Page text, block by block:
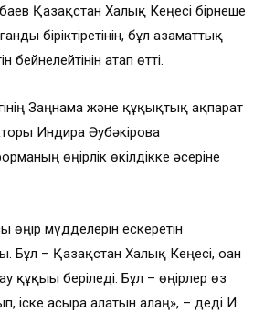
Қазақстан Халық Кеңесі бірнеше
біріктіретінін, бұл азаматтық
бейнелейтінін атап өтті.
Заңнама және құқықтық ақпарат
Индира Әубәкірова
өңірлік өкілдікке әсеріне
өңір мүдделерін ескеретін
Бұл – Қазақстан Халық Кеңесі, оған
құқығы беріледі. Бұл – өңірлер өз
іске асыра алатын алаң», – деді И.